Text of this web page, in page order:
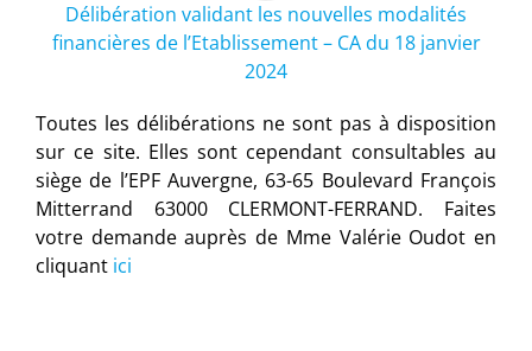
Délibération validant les nouvelles modalités
financières de l’Etablissement – CA du 18 janvier
2024
Toutes les délibérations ne sont pas à disposition
sur ce site. Elles sont cependant consultables au
siège de l’EPF Auvergne, 63-65 Boulevard François
Mitterrand 63000 CLERMONT-FERRAND. Faites
votre demande auprès de Mme Valérie Oudot en
cliquant ici